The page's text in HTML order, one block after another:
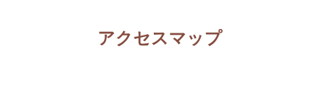
アクセスマップ